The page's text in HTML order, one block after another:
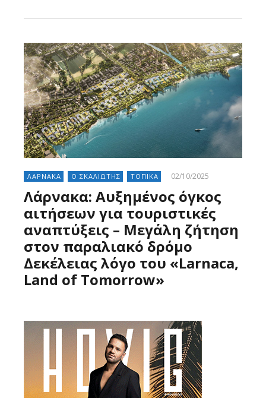
ΛΑΡΝΑΚΑ Ο ΣΚΑΛΙΩΤΗΣ ΤΟΠΙΚΑ 02/10/2025
Λάρνακα: Αυξημένος όγκος
αιτήσεων για τουριστικές
αναπτύξεις – Μεγάλη ζήτηση
στον παραλιακό δρόμο
Δεκέλειας λόγο του «Larnaca,
Land of Tomorrow»